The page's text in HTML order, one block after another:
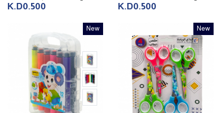
K.D0.500 K.D0.500
New New